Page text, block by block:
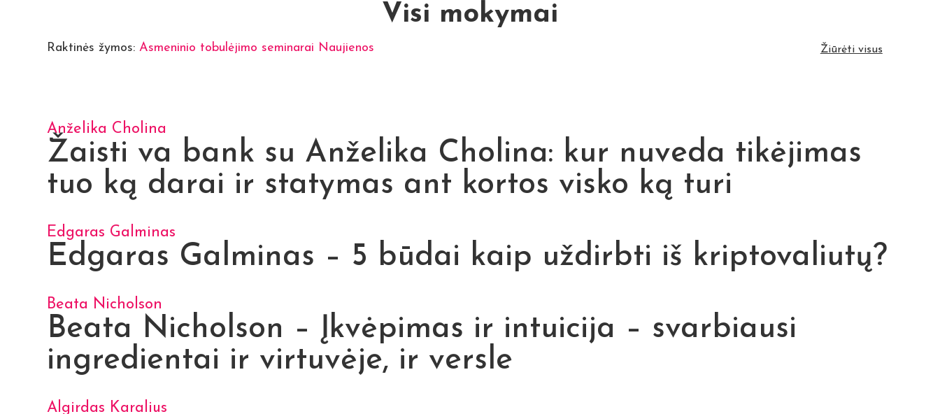
Visi mokymai
Raktinės žymos:Asmeninio tobulėjimo seminarai Naujienos Žiūrėti visus
Anželika Cholina
Žaisti va bank su Anželika Cholina: kur nuveda tikėjimas
tuo ką darai ir statymas ant kortos visko ką turi
Edgaras Galminas
Edgaras Galminas – 5 būdai kaip uždirbti iš kriptovaliutų?
Beata Nicholson
Beata Nicholson – Įkvėpimas ir intuicija – svarbiausi
ingredientai ir virtuvėje, ir versle
Algirdas Karalius